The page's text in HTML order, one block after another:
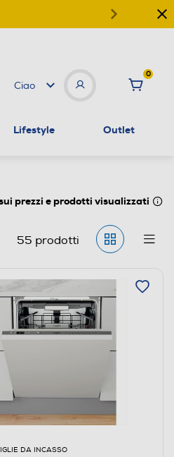
Ciao
0
Lifestyle Outlet
prezzi e prodotti visualizzati
55 prodotti
DA INCASSO